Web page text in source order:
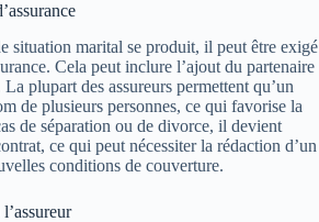
situation marital se produit, il peut être exigé
Cela peut inclure l’ajout du partenaire
plupart des assureurs permettent qu’un
de plusieurs personnes, ce qui favorise la
de séparation ou de divorce, il devient
ce qui peut nécessiter la rédaction d’un
conditions de couverture.